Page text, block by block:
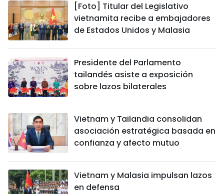
[Foto] Titular del Legislativo
vietnamita recibe a embajadores
de Estados Unidos y Malasia
Presidente del Parlamento
tailandés asiste a exposición
sobre lazos bilaterales
Vietnam y Tailandia consolidan
asociación estratégica basada en
confianza y afecto mutuo
Vietnam y Malasia impulsan lazos
en defensa